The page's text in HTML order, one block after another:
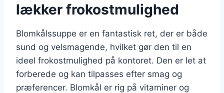
lækker frokostmulighed
Blomkålssuppe er en fantastisk ret, der er både
sund og velsmagende, hvilket gør den til en
ideel frokostmulighed på kontoret. Den er let at
forberede og kan tilpasses efter smag og
præferencer. Blomkål er rig på vitaminer og